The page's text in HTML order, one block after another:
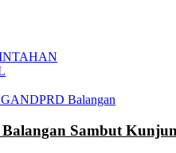
DPRD Balangan
Sambut